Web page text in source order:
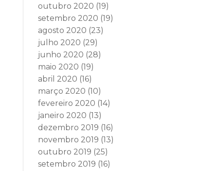
outubro 2020 (19)
setembro 2020 (19)
agosto 2020 (23)
julho 2020 (29)
junho 2020 (28)
maio 2020 (19)
abril 2020 (16)
março 2020 (10)
fevereiro 2020 (14)
janeiro 2020 (13)
dezembro 2019 (16)
novembro 2019 (13)
outubro 2019 (25)
setembro 2019 (16)